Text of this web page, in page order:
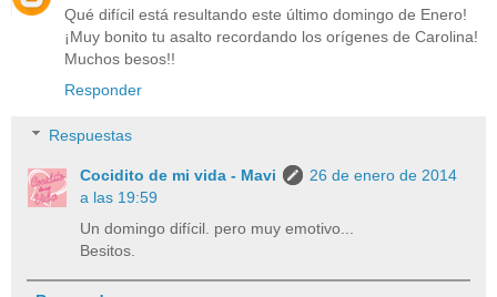
Qué difícil está resultando este último domingo de Enero!
¡Muy bonito tu asalto recordando los orígenes de Carolina!
Muchos besos!!
Responder
Respuestas
Cocidito de mi vida - Mavi
26 de enero de 2014
a las 19:59
Un domingo difícil. pero muy emotivo...
Besitos.